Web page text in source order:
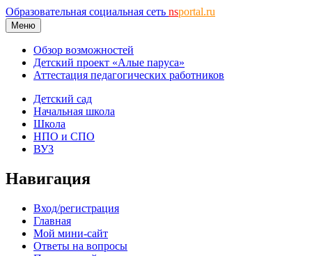
Образовательная социальная сеть nsportal.ru
Меню
Обзор возможностей
Детский проект «Алые паруса»
Аттестация педагогических работников
Детский сад
Начальная школа
Школа
НПО и СПО
ВУЗ
Навигация
Вход/регистрация
Главная
Мой мини-сайт
Ответы на вопросы